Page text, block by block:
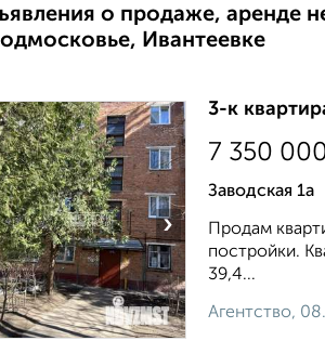
о продаже, аренде
Ивантеевке
›
3-к
7 350
Заводская 1а
Продам
постройки.
39,4...
Агентство,